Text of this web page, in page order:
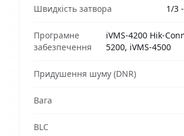
Швидкість затвора 1/3
Програмне
забезпечення
iVMS-4200 Hik-
5200, iVMS-4500
Придушення шуму (DNR)
Вага
BLC